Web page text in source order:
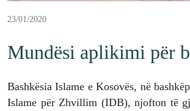
23/01/2020
Mundësi aplikimi për
Bashkësia Islame e Kosovës, në
Islame për Zhvillim (IDB), njofton të